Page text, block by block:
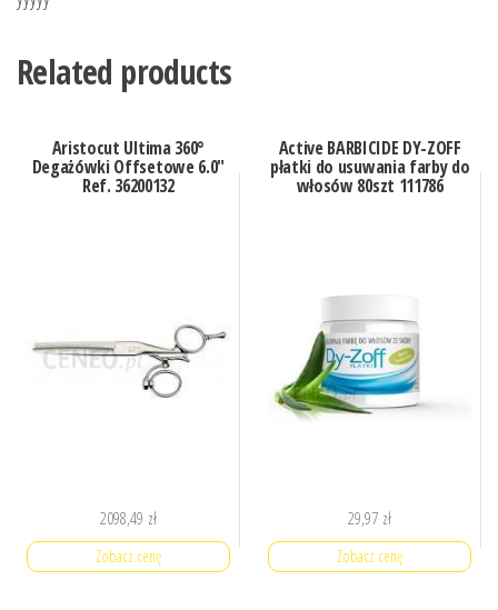
Related products
Aristocut Ultima 360°
Degażówki Offsetowe 6.0″
Ref. 36200132
2098,49 zł
Zobacz cenę
Active BARBICIDE DY-ZOFF
płatki do usuwania farby do
włosów 80szt 111786
29,97 zł
Zobacz cenę